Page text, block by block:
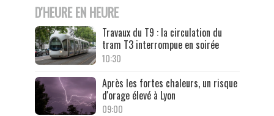
D'HEURE EN HEURE
Travaux du T9 : la circulation du
tram T3 interrompue en soirée
10:30
Après les fortes chaleurs, un risque
d'orage élevé à Lyon
09:00